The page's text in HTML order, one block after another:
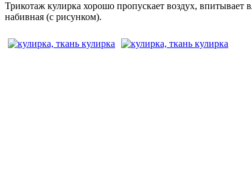
Трикотаж кулирка хорошо пропускает воздух, впитывает
набивная (с рисунком).